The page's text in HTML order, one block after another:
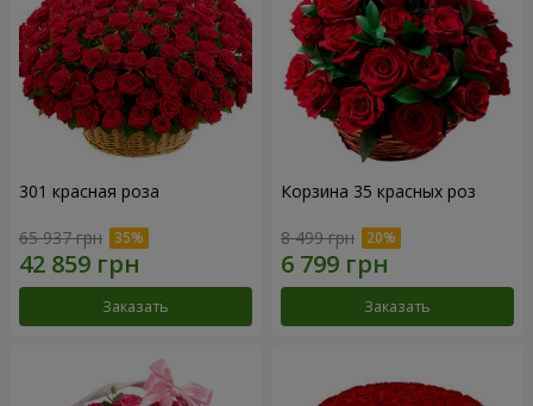
301 красная роза
65 937 грн
Заказать
Корзина 35 красных роз
8 499 грн
Заказать